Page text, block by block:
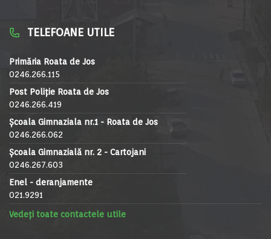
TELEFOANE UTILE
Primăria Roata de Jos
0246.266.115
Post Poliție Roata de Jos
0246.266.419
Școala Gimnaziala nr.1 - Roata de Jos
0246.266.062
Școala Gimnazială nr. 2 - Cartojani
0246.267.603
Enel - deranjamente
021.9291
Vedeți toate contactele utile